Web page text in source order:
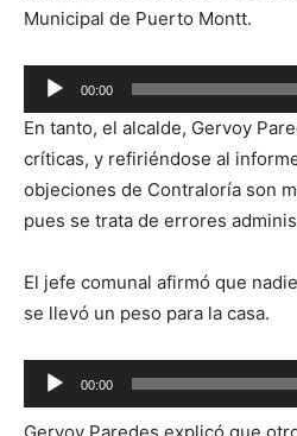
Municipal de Puerto Montt.
Reproductor
de
audio
00:00
En tanto, el alcalde, Gervoy
críticas, y refiriéndose al
objeciones de Contraloría son
pues se trata de errores
El jefe comunal afirmó que
se llevó un peso para la casa.
Reproductor
de
00:00
Gervoy Paredes explicó que